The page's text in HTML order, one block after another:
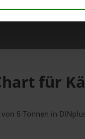
für
von 6 Tonnen in